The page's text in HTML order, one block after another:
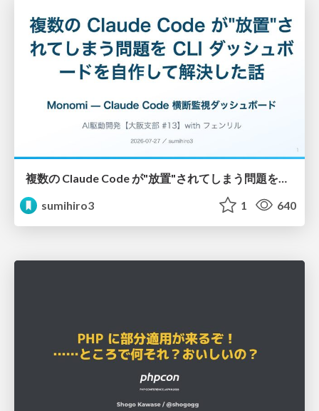
sumihiro3
1 640